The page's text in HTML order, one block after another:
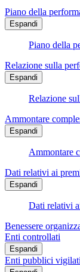
Piano della
Espandi
Piano della
Relazione sulla
Espandi
Relazione
Ammontare
Espandi
Ammontare
Dati relativi ai
Espandi
Dati relativi
Benessere
Enti controllati
Espandi
Enti pubblici vigilati